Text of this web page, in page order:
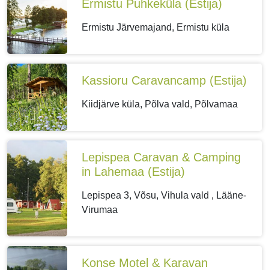
Ermistu Puhkeküla (Estija)
Ermistu Järvemajand, Ermistu küla
Kassioru Caravancamp (Estija)
Kiidjärve küla, Põlva vald, Põlvamaa
Lepispea Caravan & Camping
in Lahemaa (Estija)
Lepispea 3, Võsu, Vihula vald , Lääne-
Virumaa
Konse Motel & Karavan